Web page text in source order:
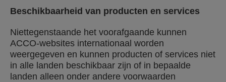
Beschikbaarheid van producten en services
Niettegenstaande het voorafgaande kunnen
ACCO-websites internationaal worden
weergegeven en kunnen producten of services niet
in alle landen beschikbaar zijn of in bepaalde
landen alleen onder andere voorwaarden